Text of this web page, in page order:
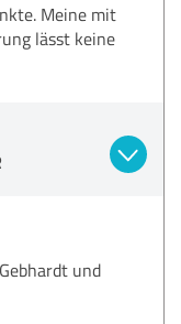
Meine mit
lässt keine
und